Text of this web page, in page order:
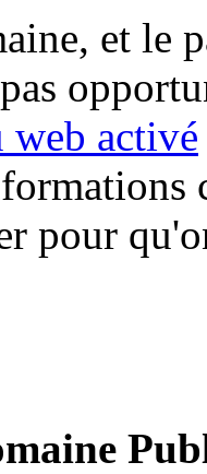
et le
web activé
pour